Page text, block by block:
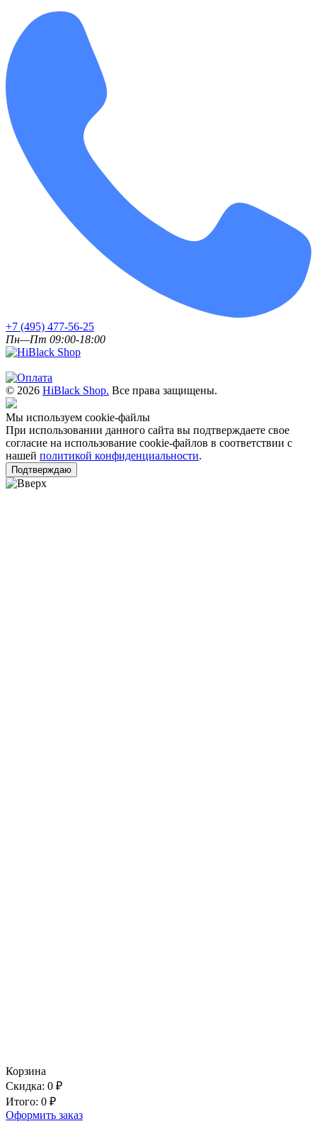
+7 (495) 477-56-25
Пн—Пт 09:00-18:00
© 2026 HiBlack Shop. Все права защищены.
Мы используем cookie-файлы
При использовании данного сайта вы подтверждаете свое
согласие на использование cookie-файлов в соответствии с
нашей политикой конфиденциальности.
Подтверждаю
Корзина
Скидка: 0 ₽
Итого: 0 ₽
Оформить заказ